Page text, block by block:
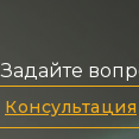
Задайте
Консультация